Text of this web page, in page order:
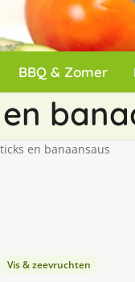
BBQ & Zomer
en banaansaus
Vis & zeevruchten